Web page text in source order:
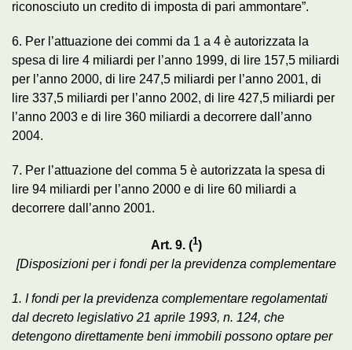
riconosciuto un credito di imposta di pari ammontare”.
6. Per l’attuazione dei commi da 1 a 4 è autorizzata la
spesa di lire 4 miliardi per l’anno 1999, di lire 157,5 miliardi
per l’anno 2000, di lire 247,5 miliardi per l’anno 2001, di
lire 337,5 miliardi per l’anno 2002, di lire 427,5 miliardi per
l’anno 2003 e di lire 360 miliardi a decorrere dall’anno
2004.
7. Per l’attuazione del comma 5 è autorizzata la spesa di
lire 94 miliardi per l’anno 2000 e di lire 60 miliardi a
decorrere dall’anno 2001.
Art. 9. (1)
[Disposizioni per i fondi per la previdenza complementare
1. I fondi per la previdenza complementare regolamentati
dal decreto legislativo 21 aprile 1993, n. 124, che
detengono direttamente beni immobili possono optare per